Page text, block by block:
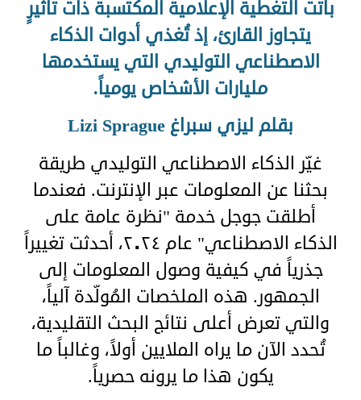
باتت التغطية الإعلامية المكتسبة ذات تأثيرٍ
يتجاوز القارئ، إذ تُغذي أدوات الذكاء
الاصطناعي التوليدي التي يستخدمها
مليارات الأشخاص يومياً.
بقلم ليزي سبراغ Lizi Sprague
غيّر الذكاء الاصطناعي التوليدي طريقة
بحثنا عن المعلومات عبر الإنترنت. فعندما
أطلقت جوجل خدمة "نظرة عامة على
الذكاء الاصطناعي" عام ٢٠٢٤، أحدثت تغييراً
جذرياً في كيفية وصول المعلومات إلى
الجمهور. هذه الملخصات المُولّدة آلياً،
والتي تعرض أعلى نتائج البحث التقليدية،
تُحدد الآن ما يراه الملايين أولاً، وغالباً ما
يكون هذا ما يرونه حصرياً.